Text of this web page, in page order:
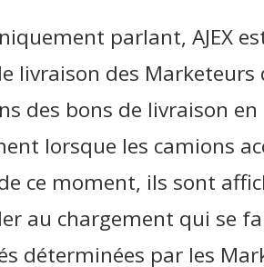
parlant, AJEX
livraison des
des bons de livraison
lorsque les camions
ce moment, ils sont
au chargement qui se
déterminées par les